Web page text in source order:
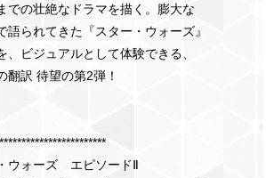
での壮絶なドラマを描く。膨大な
語られてきた『スター・ウォーズ』
、ビジュアルとして体験できる、
翻訳 待望の第2弾！
ウォーズ エピソードⅡ